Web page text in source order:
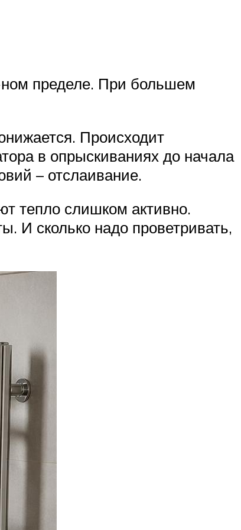
ном пределе. При большем
Происходит
в опрыскиваниях до начала
– отслаивание.
тепло слишком активно.
И сколько надо проветривать,